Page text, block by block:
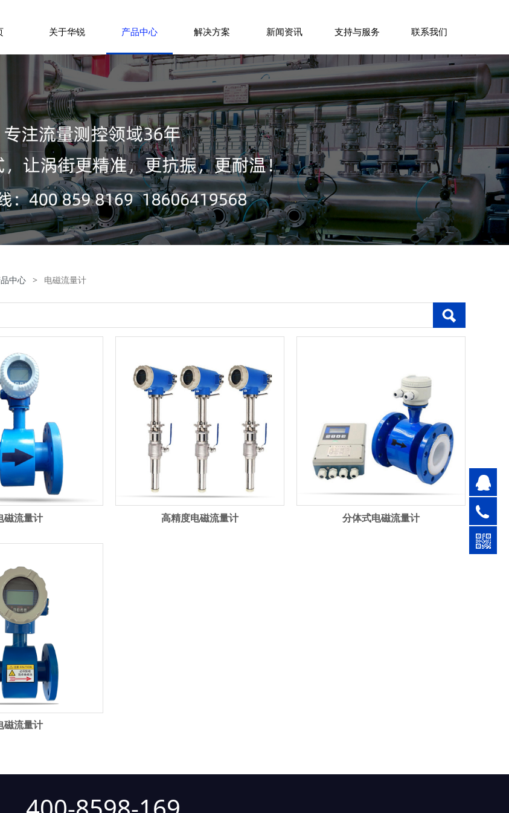
关于华锐 产品中心 解决方案 新闻资讯 支持与服务 联系我们
中心 > 电磁流量计
磁流量计 高精度电磁流量计 分体式电磁流量计
磁流量计